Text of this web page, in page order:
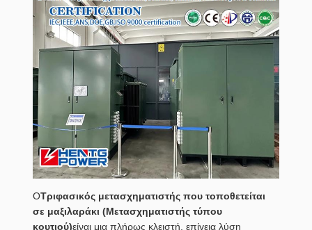
ΟΤριφασικός μετασχηματιστής που τοποθετείται
σε μαξιλαράκι (Μετασχηματιστής τύπου
κουτιού)είναι μια πλήρως κλειστή, επίγεια λύση